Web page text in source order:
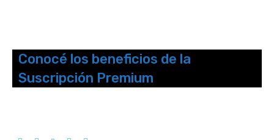
Conocé los beneficios de la
Suscripción Premium